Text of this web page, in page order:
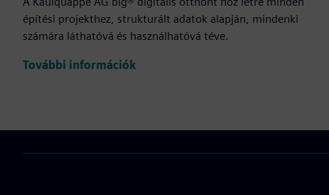
építési projekthez, strukturált adatok alapján, mindenki
számára láthatóvá és használhatóvá téve.
További információk